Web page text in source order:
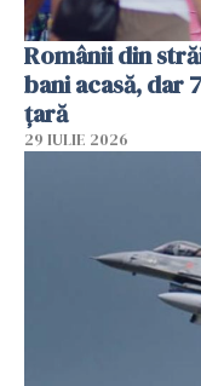
Românii din
bani acasă, dar
țară
29 IULIE 2026